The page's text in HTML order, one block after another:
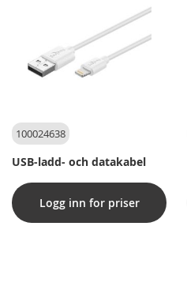
100024638
USB-ladd- och datakabel
Logg inn for priser